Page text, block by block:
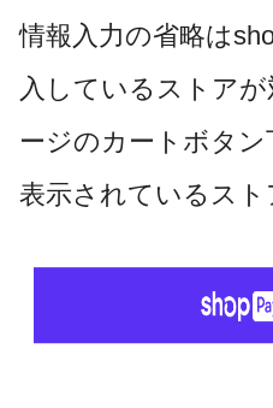
情報入力の省略は
入しているストア
ージのカートボタ
表示されているスト